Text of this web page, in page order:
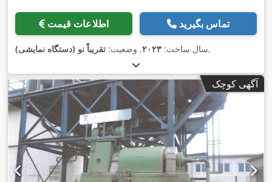
اطلاعات قیمت تماس بگیرید
سال ساخت: ۲۰۲۳, وضعیت: تقریباً نو (دستگاه نمایشی) ,
آگهی کوچک